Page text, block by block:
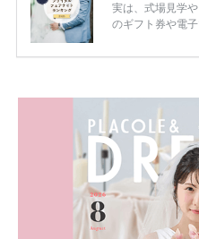
実は、式場見学
のギフト券や電
ため、比較せず
内容：特典金額
一番お得？」「
解決します。 ま
ング診断